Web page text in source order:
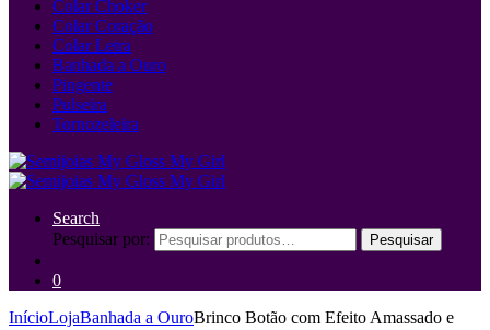
Colar Choker
Colar Coração
Colar Letra
Banhada a Ouro
Pingente
Pulseira
Tornozeleira
Search
Pesquisar por:
Pesquisar
0
InícioLojaBanhada a OuroBrinco Botão com Efeito Amassado e